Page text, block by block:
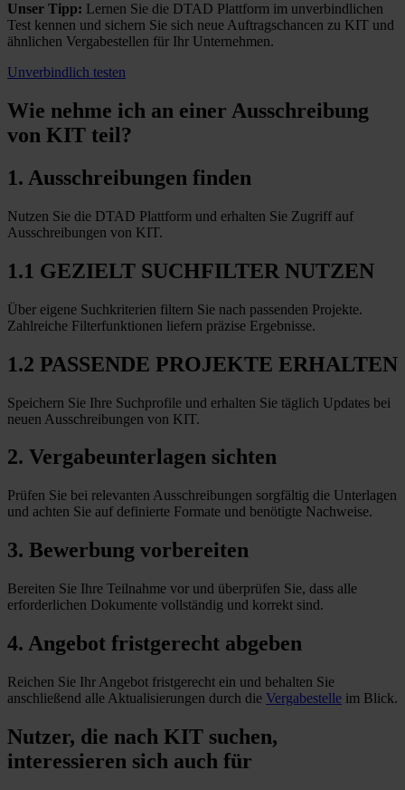
Unser Tipp: Lernen Sie die DTAD Plattform im unverbindlichen
Test kennen und sichern Sie sich neue Auftragschancen zu KIT und
ähnlichen Vergabestellen für Ihr Unternehmen.
Unverbindlich testen
Wie nehme ich an einer Ausschreibung
von KIT teil?
1. Ausschreibungen finden
Nutzen Sie die DTAD Plattform und erhalten Sie Zugriff auf
Ausschreibungen von KIT.
1.1 GEZIELT SUCHFILTER NUTZEN
Über eigene Suchkriterien filtern Sie nach passenden Projekte.
Zahlreiche Filterfunktionen liefern präzise Ergebnisse.
1.2 PASSENDE PROJEKTE ERHALTEN
Speichern Sie Ihre Suchprofile und erhalten Sie täglich Updates bei
neuen Ausschreibungen von KIT.
2. Vergabeunterlagen sichten
Prüfen Sie bei relevanten Ausschreibungen sorgfältig die Unterlagen
und achten Sie auf definierte Formate und benötigte Nachweise.
3. Bewerbung vorbereiten
Bereiten Sie Ihre Teilnahme vor und überprüfen Sie, dass alle
erforderlichen Dokumente vollständig und korrekt sind.
4. Angebot fristgerecht abgeben
Reichen Sie Ihr Angebot fristgerecht ein und behalten Sie
anschließend alle Aktualisierungen durch die Vergabestelle im Blick.
Nutzer, die nach KIT suchen,
interessieren sich auch für